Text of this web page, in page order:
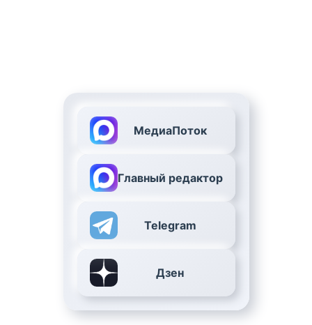
МедиаПоток
Главный редактор
Telegram
Дзен